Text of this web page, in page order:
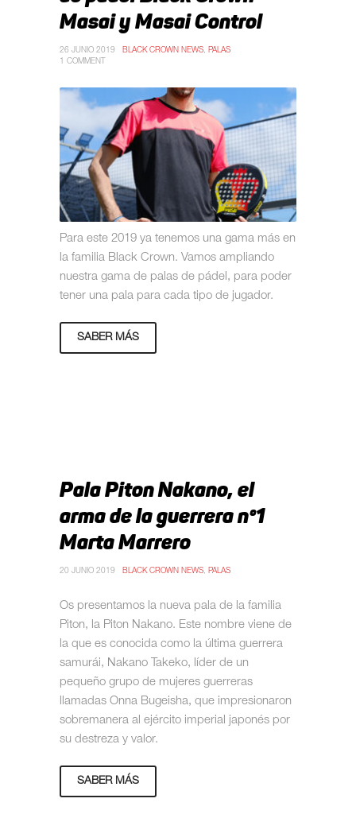
Masai y Masai Control
26 JUNIO 2019 BLACK CROWN NEWS, PALAS
1 COMMENT
Para este 2019 ya tenemos una gama más en
la familia Black Crown. Vamos ampliando
nuestra gama de palas de pádel, para poder
tener una pala para cada tipo de jugador.
SABER MÁS
Pala Piton Nakano, el
arma de la guerrera nº1
Marta Marrero
20 JUNIO 2019 BLACK CROWN NEWS, PALAS
Os presentamos la nueva pala de la familia
Piton, la Piton Nakano. Este nombre viene de
la que es conocida como la última guerrera
samurái, Nakano Takeko, líder de un
pequeño grupo de mujeres guerreras
llamadas Onna Bugeisha, que impresionaron
sobremanera al ejército imperial japonés por
su destreza y valor.
SABER MÁS